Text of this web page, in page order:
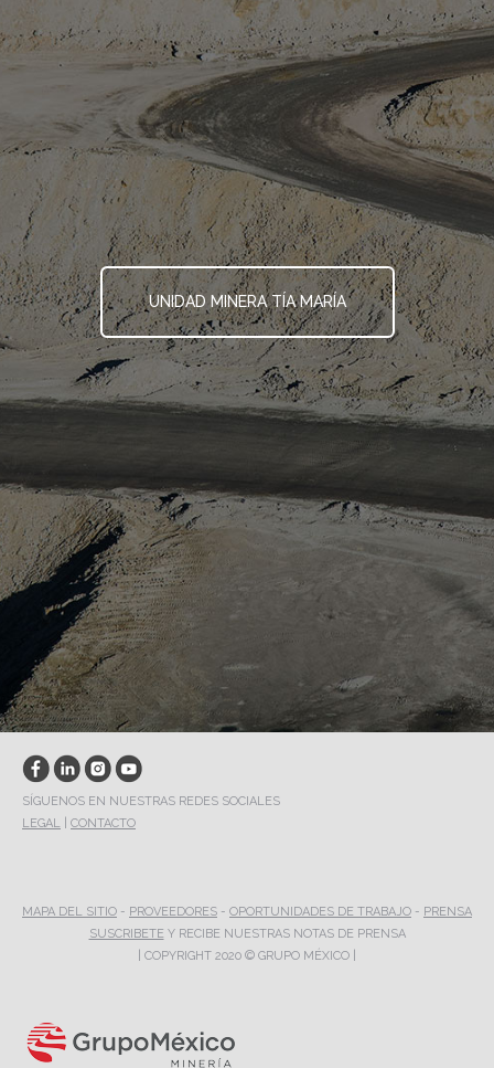
UNIDAD MINERA TÍA MARÍA
SÍGUENOS EN NUESTRAS REDES SOCIALES
LEGAL
CONTACTO
MAPA DEL SITIO - PROVEEDORES - OPORTUNIDADES DE TRABAJO - PRENSA
SUSCRIBETE Y RECIBE NUESTRAS NOTAS DE PRENSA
| COPYRIGHT 2020 © GRUPO MÉXICO |